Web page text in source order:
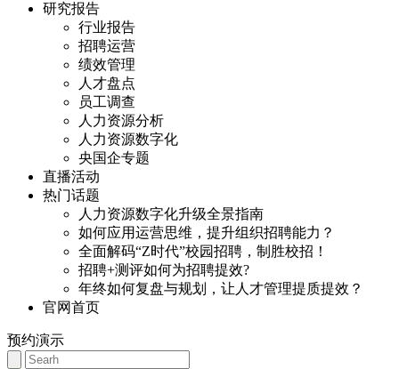
研究报告
行业报告
招聘运营
绩效管理
人才盘点
员工调查
人力资源分析
人力资源数字化
央国企专题
直播活动
热门话题
人力资源数字化升级全景指南
如何应用运营思维，提升组织招聘能力？
全面解码“Z时代”校园招聘，制胜校招！
招聘+测评如何为招聘提效?
年终如何复盘与规划，让人才管理提质提效？
官网首页
预约演示